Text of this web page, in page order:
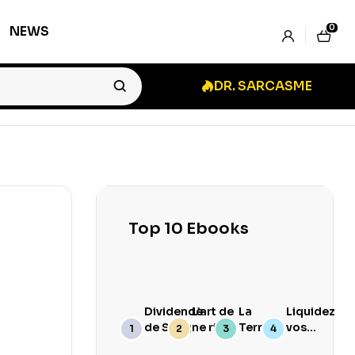
NEWS 0
DR. SARCASME
Top 10 Ebooks
Dividende
de Sang
L’art de
ne rien
branler
La
Terre
Goûte
Liquidez
vos